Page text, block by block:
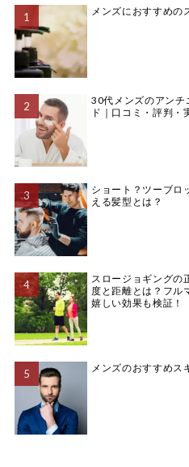
メンズにおすすめの
30代メンズのアンチ
ド｜口コミ・評判・
ショート？ツーブロ
える髪型とは？
スロージョギングの
度と距離とは？フル
嬉しい効果も検証！
メンズのおすすめス